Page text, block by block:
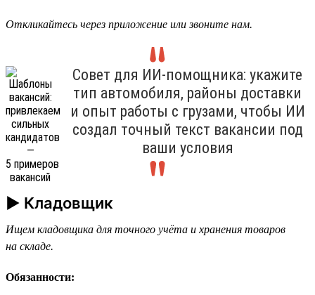
Откликайтесь через приложение или звоните нам.
Совет для ИИ-помощника: укажите
тип автомобиля, районы доставки
и опыт работы с грузами, чтобы ИИ
создал точный текст вакансии под
ваши условия
► Кладовщик
Ищем кладовщика для точного учёта и хранения товаров
на складе.
Обязанности: